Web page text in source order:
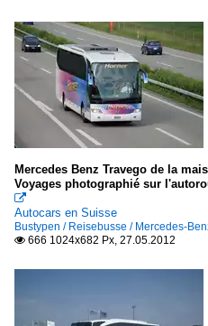
Mercedes Benz Travego de la
Voyages photographié sur

Autocars en Suisse
Bustypen / Reisebusse / Mercedes-
 666 1024x682 Px, 27.05.2012